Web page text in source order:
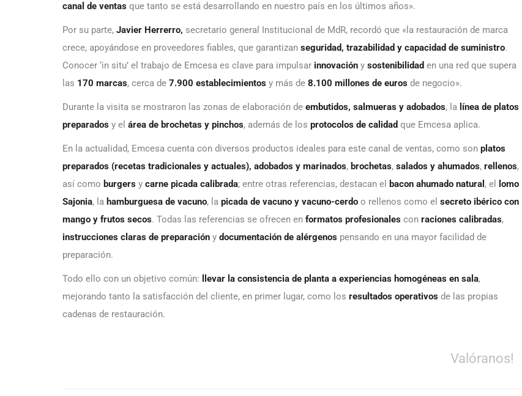
canal de ventas que tanto se está desarrollando en nuestro país en los últimos años».
Por su parte, Javier Herrerro, secretario general Institucional de MdR, recordó que «la restauración de marca
crece, apoyándose en proveedores fiables, que garantizan seguridad, trazabilidad y capacidad de suministro.
Conocer ‘in situ’ el trabajo de Emcesa es clave para impulsar innovación y sostenibilidad en una red que supera
las 170 marcas, cerca de 7.900 establecimientos y más de 8.100 millones de euros de negocio».
Durante la visita se mostraron las zonas de elaboración de embutidos, salmueras y adobados, la línea de platos
preparados y el área de brochetas y pinchos, además de los protocolos de calidad que Emcesa aplica.
En la actualidad, Emcesa cuenta con diversos productos ideales para este canal de ventas, como son platos
preparados (recetas tradicionales y actuales), adobados y marinados, brochetas, salados y ahumados, rellenos,
así como burgers y carne picada calibrada; entre otras referencias, destacan el bacon ahumado natural , el
lomo
Sajonia, la hamburguesa de vacuno, la picada de vacuno y vacuno-cerdo o rellenos como el secreto ibérico con
mango y frutos secos. Todas las referencias se ofrecen en formatos profesionales con raciones calibradas,
instrucciones claras de preparación y documentación de alérgenos pensando en una mayor facilidad de
preparación.
Todo ello con un objetivo común: llevar la consistencia de planta a experiencias homogéneas en sala,
mejorando tanto la satisfacción del cliente, en primer lugar, como los resultados operativos de las propias
cadenas de restauración.
Valóranos!